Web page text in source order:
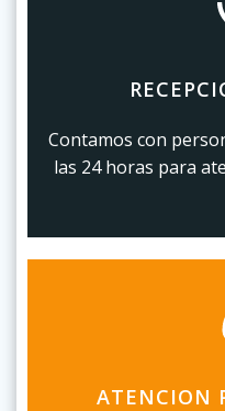
Contamos con
las 24 horas para
ATENCION